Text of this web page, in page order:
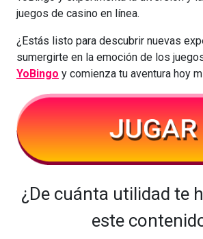
juegos de casino en línea.
¿Estás listo para descubrir nuevas
sumergirte en la emoción de los
YoBingo y comienza tu aventura hoy
¿De cuánta utilidad te
este